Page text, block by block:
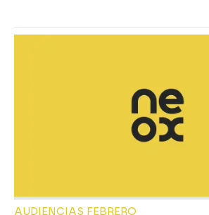
AUDIENCIAS FEBRERO